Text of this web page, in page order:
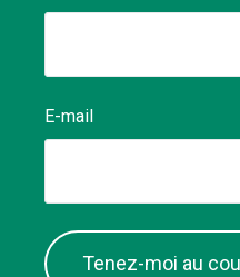
E-mail
Tenez-moi au